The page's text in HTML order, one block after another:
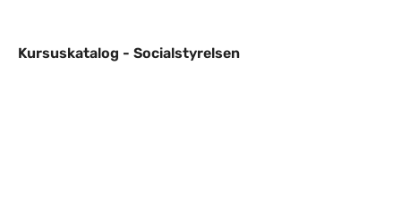
Kursuskatalog - Socialstyrelsen